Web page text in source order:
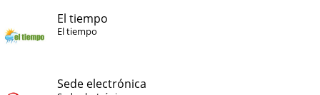
El tiempo
El tiempo
Sede electrónica